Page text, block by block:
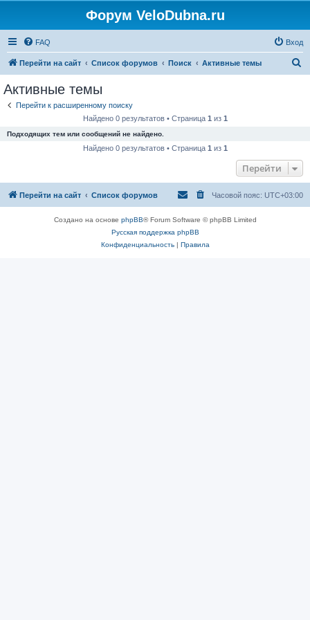
Форум VeloDubna.ru
FAQ Вход
Перейти на сайт Список форумов Поиск Активные темы
Активные темы
Перейти к расширенному поиску
Найдено 0 результатов • Страница 1 из 1
Подходящих тем или сообщений не найдено.
Найдено 0 результатов • Страница 1 из 1
Перейти
Перейти на сайт Список форумов Часовой пояс: UTC+03:00
Создано на основе phpBB® Forum Software © phpBB Limited
Русская поддержка phpBB
Конфиденциальность| Правила